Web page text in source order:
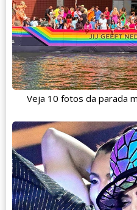
Veja 10 fotos da parada